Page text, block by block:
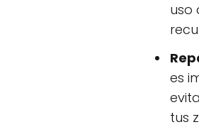
uso
es
tus